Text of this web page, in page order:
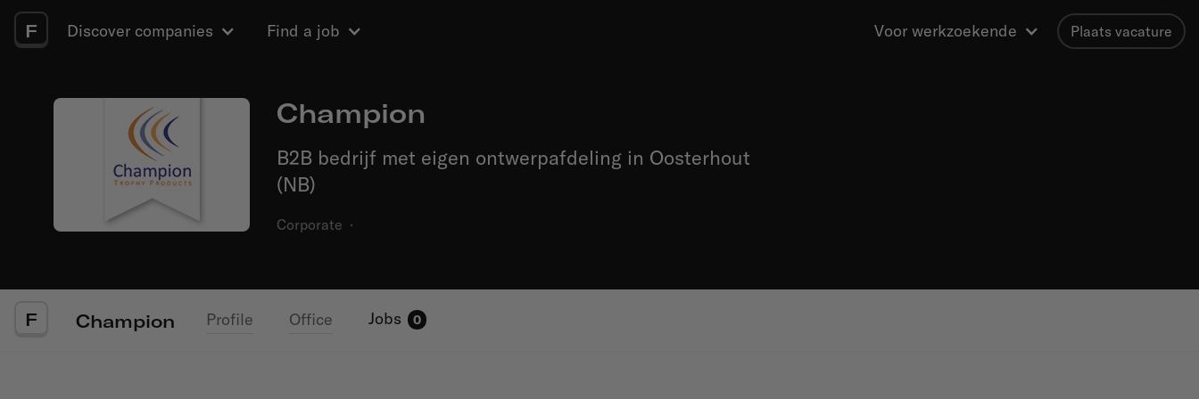
F Discover companies Find a job Voor werkzoekende Plaats vacature
Champion
B2B bedrijf met eigen ontwerpafdeling in Oosterhout
(NB)
Corporate ·
F Champion Profile Office Jobs 0